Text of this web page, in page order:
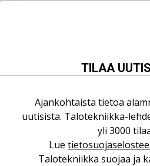
NIMITYKSET
Schneider Electric
NIMITYKSET
TILAA
Ajankohtaista tietoa
uutisista. Talotekniikka-
yli 3000
Lue
Talotekniikka suojaa ja